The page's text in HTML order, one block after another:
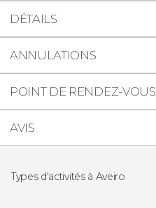
DÉTAILS
ANNULATIONS
POINT DE RENDEZ-VOUS
AVIS
Types d'activités à Aveiro